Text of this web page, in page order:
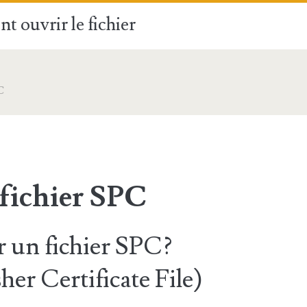
ouvrir le fichier
SPC
fichier SPC?
Certificate File)